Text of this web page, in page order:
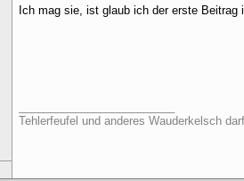
Ich mag sie, ist glaub ich der erste
Tehlerfeufel und anderes Wauderkelsch